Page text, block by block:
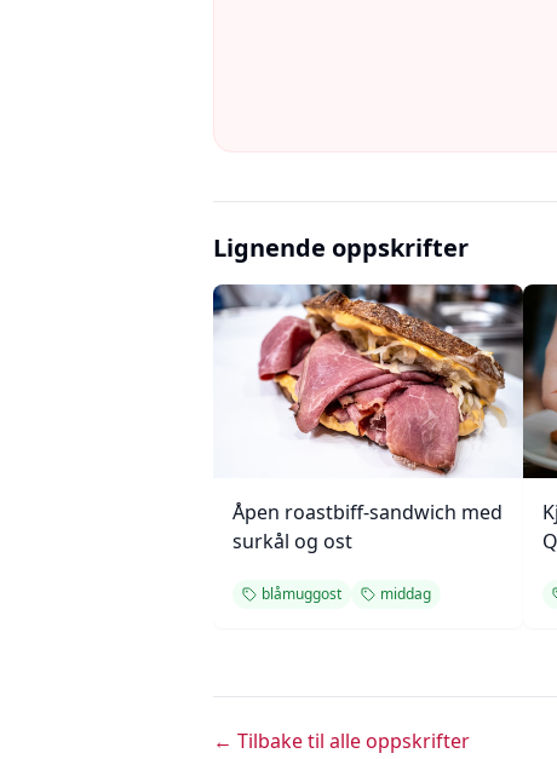
Lignende oppskrifter
Åpen roastbiff-sandwich med
surkål og ost
blåmuggost middag
← Tilbake til alle oppskrifter